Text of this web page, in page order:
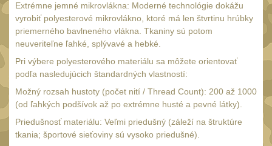
Extrémne jemné mikrovlákna: Moderné technológie dokážu
vyrobiť polyesterové mikrovlákno, ktoré má len štvrtinu hrúbky
priemerného bavlneného vlákna. Tkaniny sú potom
neuveriteľne ľahké, splývavé a hebké.
Pri výbere polyesterového materiálu sa môžete orientovať
podľa nasledujúcich štandardných vlastností:
Možný rozsah hustoty (počet nití / Thread Count): 200 až 1000
(od ľahkých podšívok až po extrémne husté a pevné látky).
Priedušnosť materiálu: Veľmi priedušný (záleží na štruktúre
tkania; športové sieťoviny sú vysoko priedušné).